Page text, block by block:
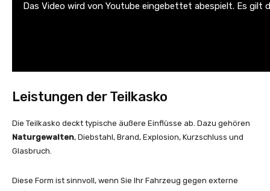
Das Video wird von Youtube eingebettet abespielt. Es gilt
Leistungen der Teilkasko
Die Teilkasko deckt typische äußere Einflüsse ab. Dazu gehören
Naturgewalten, Diebstahl, Brand, Explosion, Kurzschluss und
Glasbruch.
Diese Form ist sinnvoll, wenn Sie Ihr Fahrzeug gegen externe